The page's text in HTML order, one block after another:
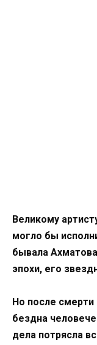
Великому
могло бы
бывала
эпохи, его
Но после смерти
бездна
дела потрясла